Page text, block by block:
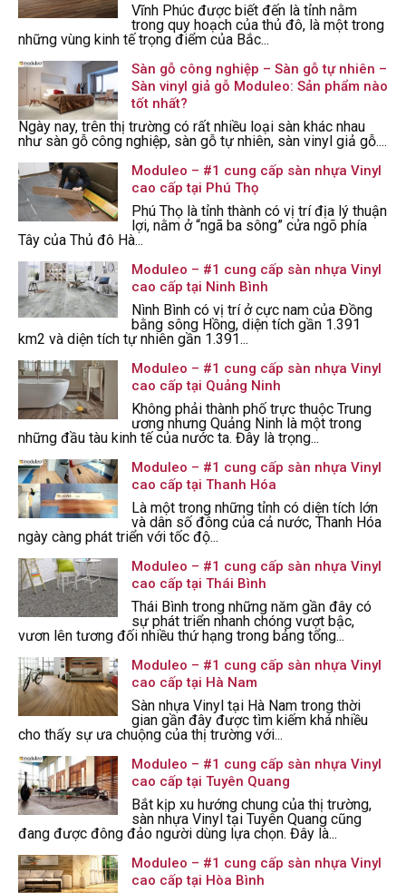
Vĩnh Phúc được biết đến là tỉnh nằm
trong quy hoạch của thủ đô, là một trong
những vùng kinh tế trọng điểm của Bắc...
Sàn gỗ công nghiệp – Sàn gỗ tự nhiên –
Sàn vinyl giả gỗ Moduleo: Sản phẩm nào
tốt nhất?
Ngày nay, trên thị trường có rất nhiều loại sàn khác nhau
như sàn gỗ công nghiệp, sàn gỗ tự nhiên, sàn vinyl giả gỗ....
Moduleo – #1 cung cấp sàn nhựa Vinyl
cao cấp tại Phú Thọ
Phú Thọ là tỉnh thành có vị trí địa lý thuận
lợi, nằm ở “ngã ba sông” cửa ngõ phía
Tây của Thủ đô Hà...
Moduleo – #1 cung cấp sàn nhựa Vinyl
cao cấp tại Ninh Bình
Nình Bình có vị trí ở cực nam của Đồng
bằng sông Hồng, diện tích gần 1.391
km2 và diện tích tự nhiên gần 1.391...
Moduleo – #1 cung cấp sàn nhựa Vinyl
cao cấp tại Quảng Ninh
Không phải thành phố trực thuộc Trung
ương nhưng Quảng Ninh là một trong
những đầu tàu kinh tế của nước ta. Đây là trọng...
Moduleo – #1 cung cấp sàn nhựa Vinyl
cao cấp tại Thanh Hóa
Là một trong những tỉnh có diện tích lớn
và dân số đông của cả nước, Thanh Hóa
ngày càng phát triển với tốc độ...
Moduleo – #1 cung cấp sàn nhựa Vinyl
cao cấp tại Thái Bình
Thái Bình trong những năm gần đây có
sự phát triển nhanh chóng vượt bậc,
vươn lên tương đối nhiều thứ hạng trong bảng tổng...
Moduleo – #1 cung cấp sàn nhựa Vinyl
cao cấp tại Hà Nam
Sàn nhựa Vinyl tại Hà Nam trong thời
gian gần đây được tìm kiếm khá nhiều
cho thấy sự ưa chuộng của thị trường với...
Moduleo – #1 cung cấp sàn nhựa Vinyl
cao cấp tại Tuyên Quang
Bắt kịp xu hướng chung của thị trường,
sàn nhựa Vinyl tại Tuyên Quang cũng
đang được đông đảo người dùng lựa chọn. Đây là...
Moduleo – #1 cung cấp sàn nhựa Vinyl
cao cấp tại Hòa Bình